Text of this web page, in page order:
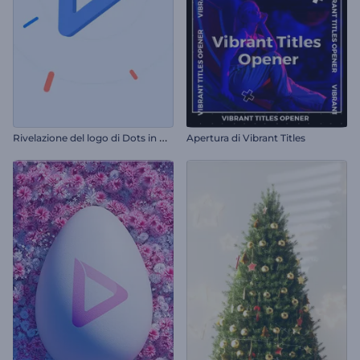
R
ivelazione del logo di Dots in Motion Apertura di Vibrant Titles